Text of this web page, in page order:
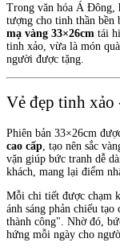
Trong văn hóa Á Đông,
tượng cho tinh thần bền
mạ vàng 33×26cm tái
tinh xảo, vừa là món
người được tặng.
Vẻ đẹp tinh xảo
Phiên bản 33×26cm
cao cấp , tạo nên sắc
vặn giúp bức tranh dễ
khách, mang lại điểm
Mỗi chi tiết được chạm
ánh sáng phản chiếu
thành công". Nhờ đó,
hứng mỗi ngày cho